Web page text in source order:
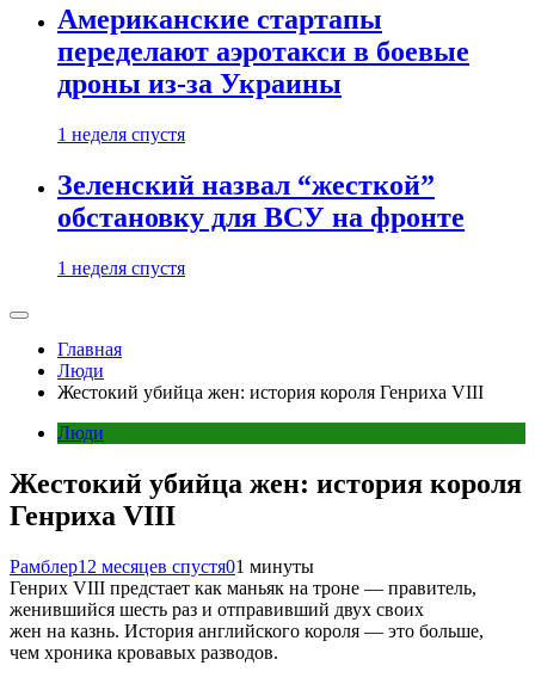
Американские стартапы
переделают аэротакси в боевые
дроны из-за Украины
1 неделя спустя
Зеленский назвал “жесткой”
обстановку для ВСУ на фронте
1 неделя спустя
Главная
Люди
Жестокий убийца жен: история короля Генриха VIII
Люди
Жестокий убийца жен: история короля
Генриха VIII
Рамблер12 месяцев спустя01 минуты
Генрих VIII предстает как маньяк на троне — правитель,
женившийся шесть раз и отправивший двух своих
жен на казнь. История английского короля — это больше,
чем хроника кровавых разводов.